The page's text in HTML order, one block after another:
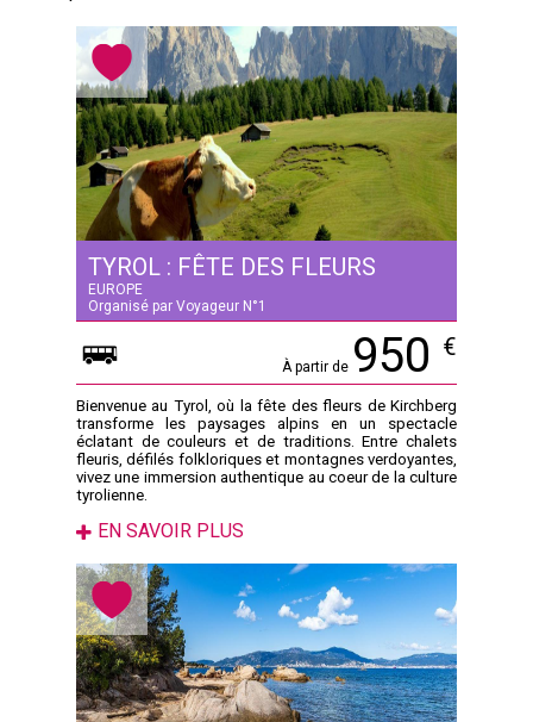
TYROL : FÊTE DES FLEURS
EUROPE
Organisé par Voyageur N°1
À partir de 950 €
Bienvenue au Tyrol, où la fête des fleurs de Kirchberg
transforme les paysages alpins en un spectacle
éclatant de couleurs et de traditions. Entre chalets
fleuris, défilés folkloriques et montagnes verdoyantes,
vivez une immersion authentique au coeur de la culture
tyrolienne.
EN SAVOIR PLUS